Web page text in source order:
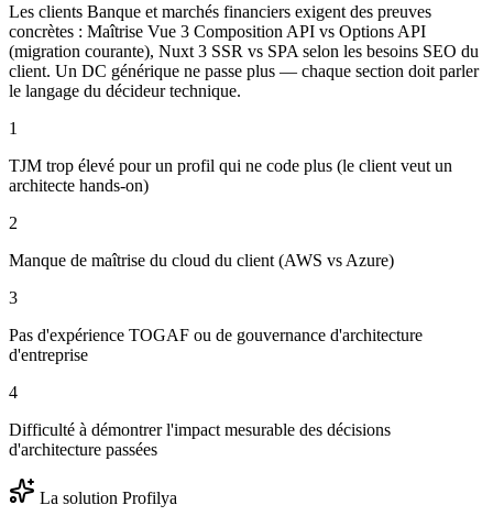
Les clients Banque et marchés financiers exigent des preuves
concrètes : Maîtrise Vue 3 Composition API vs Options API
(migration courante), Nuxt 3 SSR vs SPA selon les besoins SEO du
client. Un DC générique ne passe plus — chaque section doit parler
le langage du décideur technique.
1
TJM trop élevé pour un profil qui ne code plus (le client veut un
architecte hands-on)
2
Manque de maîtrise du cloud du client (AWS vs Azure)
3
Pas d'expérience TOGAF ou de gouvernance d'architecture
d'entreprise
4
Difficulté à démontrer l'impact mesurable des décisions
d'architecture passées
La solution Profilya